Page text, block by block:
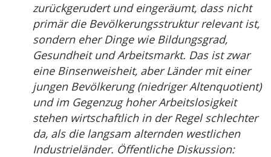
zurückgerudert und eingeräumt, dass nicht
primär die Bevölkerungsstruktur relevant ist,
sondern eher Dinge wie Bildungsgrad,
Gesundheit und Arbeitsmarkt. Das ist zwar
eine Binsenweisheit, aber Länder mit einer
jungen Bevölkerung (niedriger Altenquotient)
und im Gegenzug hoher Arbeitslosigkeit
stehen wirtschaftlich in der Regel schlechter
da, als die langsam alternden westlichen
Industrieländer. Öffentliche Diskussion: